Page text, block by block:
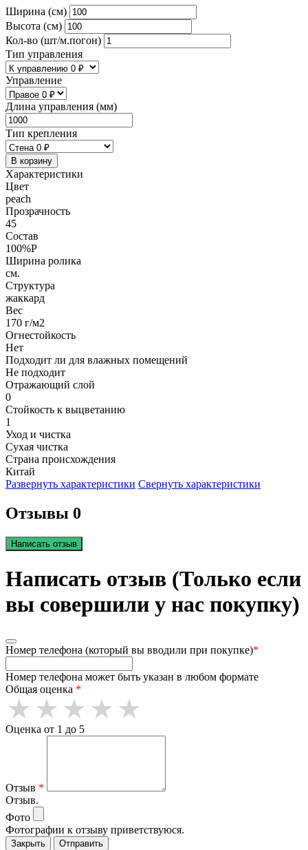
Ширина (см)
Высота (см)
Кол-во (шт/м.погон)
Тип управления
Управление
Длина управления (мм)
Тип крепления
В корзину
Характеристики
Цвет
peach
Прозрачность
45
Состав
100%P
Ширина ролика
см.
Структура
жаккард
Вес
170 г/м2
Огнестойкость
Нет
Подходит ли для влажных помещений
Не подходит
Отражающий слой
0
Стойкость к выцветанию
1
Уход и чистка
Сухая чистка
Страна происхождения
Китай
Развернуть характеристики Свернуть характеристики
Отзывы 0
Написать отзыв
Написать отзыв (Только если
вы совершили у нас покупку)
Номер телефона (который вы вводили при покупке)*
Номер телефона может быть указан в любом формате
Общая оценка *
Оценка от 1 до 5
Отзыв *
Отзыв.
Фото
Фотографии к отзыву приветствуюся.
Закрыть Отправить